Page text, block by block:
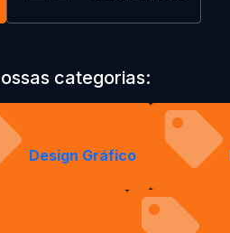
categorias:
Design Gráfico